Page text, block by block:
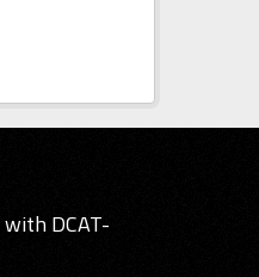
with DCAT-